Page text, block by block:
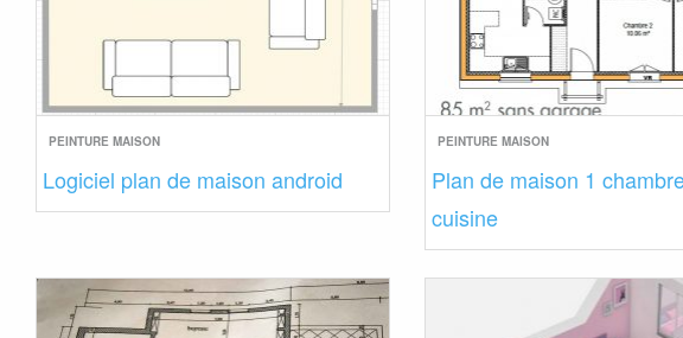
PEINTURE MAISON
Logiciel plan de maison android
PEINTURE MAISON
Plan de maison 1
cuisine